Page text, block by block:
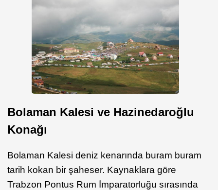
Bolaman Kalesi ve Hazinedaroğlu
Konağı
Bolaman Kalesi deniz kenarında buram buram
tarih kokan bir şaheser. Kaynaklara göre
Trabzon Pontus Rum İmparatorluğu sırasında